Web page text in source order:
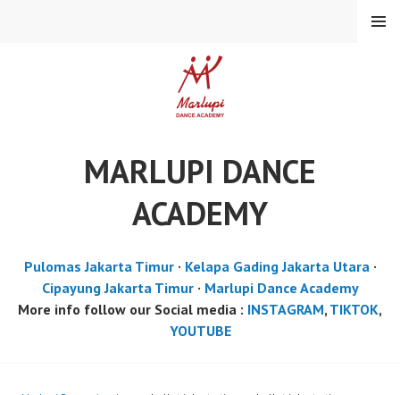
MARLUPI DANCE
ACADEMY
MENU
Pulomas Jakarta Timur· Kelapa Gading Jakarta Utara·
Cipayung Jakarta Timur· Marlupi Dance Academy
More info follow our Social media : INSTAGRAM, TIKTOK,
YOUTUBE